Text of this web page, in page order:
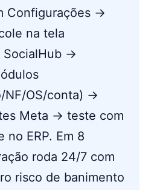
Configurações →
na tela
SocialHub →
NF/OS/conta) →
Meta → teste com
no ERP. Em 8
roda 24/7 com
risco de banimento